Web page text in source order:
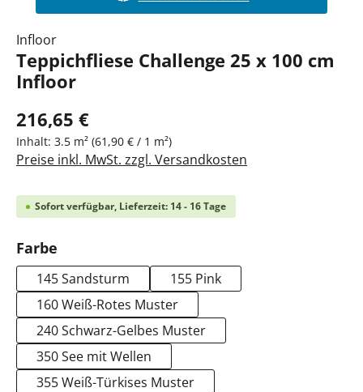
Infloor
Teppichfliese Challenge 25 x 100 cm
Infloor
216,65 €
Inhalt: 3.5 m² (61,90 € / 1 m²)
Preise inkl. MwSt. zzgl. Versandkosten
Sofort verfügbar, Lieferzeit: 14 - 16 Tage
Farbe
145 Sandsturm
155 Pink
160 Weiß-Rotes Muster
240 Schwarz-Gelbes Muster
350 See mit Wellen
355 Weiß-Türkises Muster